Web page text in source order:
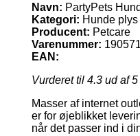
Navn: PartyPets
Kategori: Hunde
Producent: Petcare
Varenummer:
EAN:
Vurderet til 4.3 ud af
Masser af internet
er for øjeblikket
når det passer ind i